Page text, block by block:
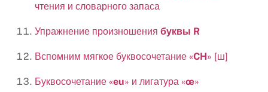
чтения и словарного запаса
Упражнение произношения буквы R
Вспомним мягкое буквосочетание «CH» [ш]
Буквосочетание «eu» и лигатура «œ»